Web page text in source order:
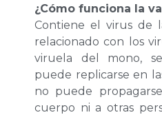
¿Cómo funciona la
Contiene el virus de
relacionado con los
viruela del mono,
puede replicarse en
no puede
cuerpo ni a otras